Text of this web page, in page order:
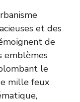
et des
de
emblèmes
le
mille feux